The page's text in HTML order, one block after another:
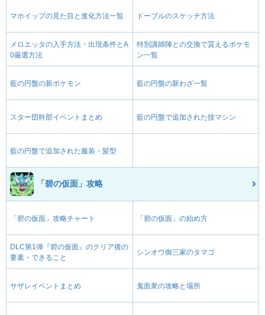
マホイップの見た目と進化方法一覧 ドーブルのスケッチ方法
メロエッタの入手方法・出現条件とA
0厳選方法
特別講師陣との交換で貰えるポケモ
ン一覧
藍の円盤の新ポケモン 藍の円盤の新わざ一覧
スター団幹部イベントまとめ 藍の円盤で追加された技マシン
藍の円盤で追加された服装・髪型
「碧の仮面」攻略
「碧の仮面」攻略チャート 「碧の仮面」の始め方
DLC第1弾『碧の仮面』のクリア後の
要素・できること
シンオウ御三家のタマゴ
サザレイベントまとめ 鬼面衆の攻略と場所